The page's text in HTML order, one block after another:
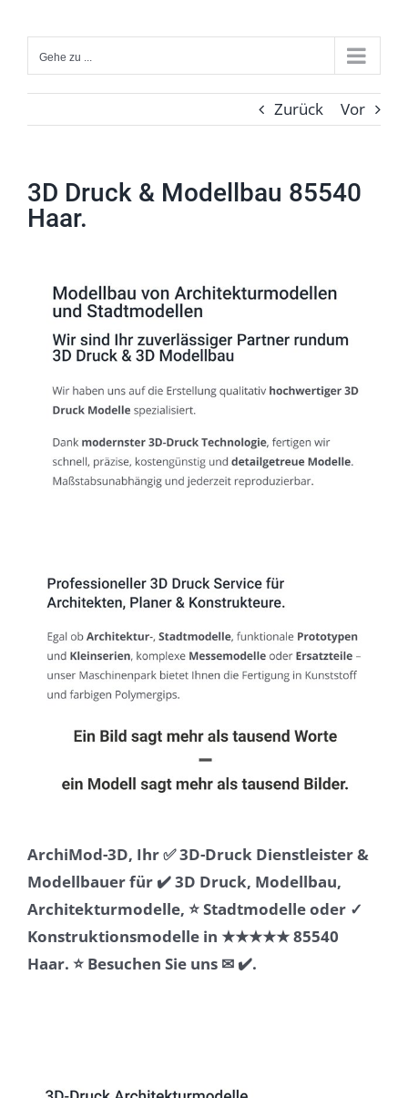
Inhalt
springenGehe zu ...
Zurück Vor
3D Druck & Modellbau 85540
Haar.
ArchiMod-3D, Ihr ✅ 3D-Druck Dienstleister &
Modellbauer für ✔️ 3D Druck, Modellbau,
Architekturmodelle, ⭐ Stadtmodelle oder ✓
Konstruktionsmodelle in ★★★★★ 85540
Haar. ⭐ Besuchen Sie uns ✉ ✔️.